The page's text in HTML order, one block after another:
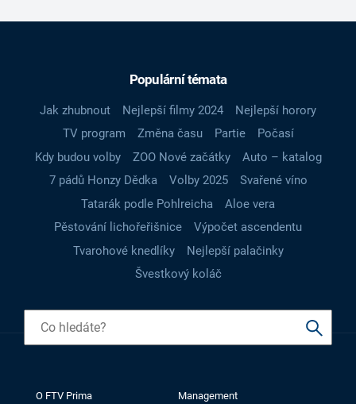
Populární témata
Jak zhubnout Nejlepší filmy 2024
Nejlepší horory
TV program
Změna času Partie
Počasí
Kdy budou volby
ZOO Nové začátky
Auto – katalog
7 pádů Honzy Dědka
Volby 2025
Svařené víno
Tatarák podle Pohlreicha
Aloe vera
Pěstování lichořeřišnice
Výpočet ascendentu
Tvarohové knedlíky
Nejlepší palačinky
Švestkový koláč
O FTV Prima Management